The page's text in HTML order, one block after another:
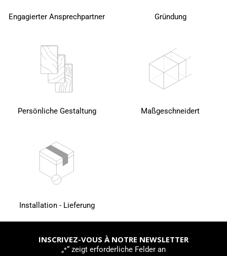
Engagierter Ansprechpartner Gründung
Persönliche Gestaltung Maßgeschneidert
Installation - Lieferung
INSCRIVEZ-VOUS À NOTRE NEWSLETTER
„*“ zeigt erforderliche Felder an